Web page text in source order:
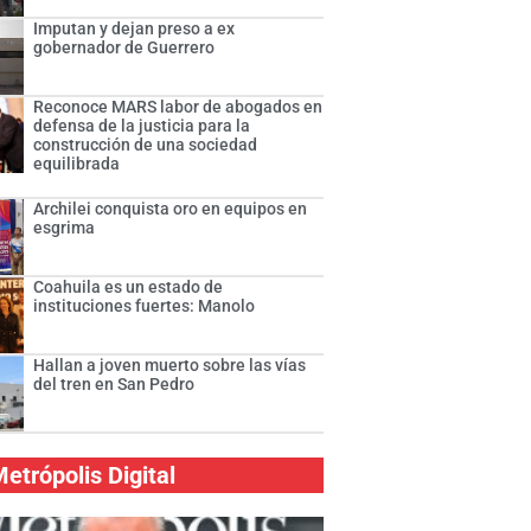
Imputan y dejan preso a ex
gobernador de Guerrero
Reconoce MARS labor de abogados en
defensa de la justicia para la
construcción de una sociedad
equilibrada
Archilei conquista oro en equipos en
esgrima
Coahuila es un estado de
instituciones fuertes: Manolo
Hallan a joven muerto sobre las vías
del tren en San Pedro
Digital